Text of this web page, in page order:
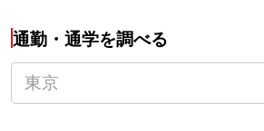
通勤・通学を調べる